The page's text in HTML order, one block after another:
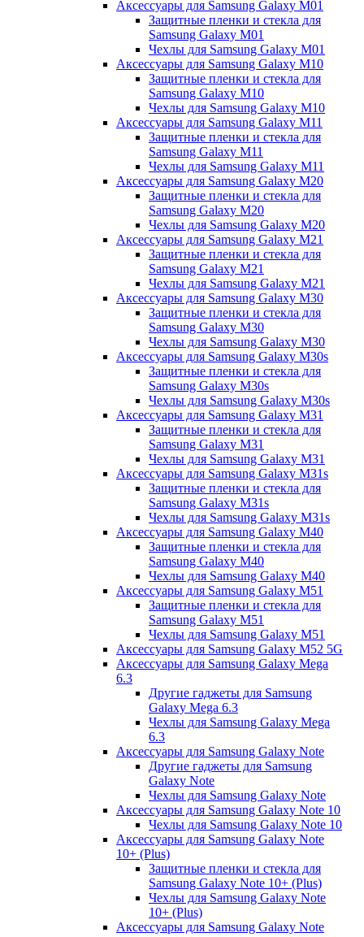
Аксессуары для Samsung Galaxy M01
Защитные пленки и стекла для
Samsung Galaxy M01
Чехлы для Samsung Galaxy M01
Аксессуары для Samsung Galaxy M10
Защитные пленки и стекла для
Samsung Galaxy M10
Чехлы для Samsung Galaxy M10
Аксессуары для Samsung Galaxy M11
Защитные пленки и стекла для
Samsung Galaxy M11
Чехлы для Samsung Galaxy M11
Аксессуары для Samsung Galaxy M20
Защитные пленки и стекла для
Samsung Galaxy M20
Чехлы для Samsung Galaxy M20
Аксессуары для Samsung Galaxy M21
Защитные пленки и стекла для
Samsung Galaxy M21
Чехлы для Samsung Galaxy M21
Аксессуары для Samsung Galaxy M30
Защитные пленки и стекла для
Samsung Galaxy M30
Чехлы для Samsung Galaxy M30
Аксессуары для Samsung Galaxy M30s
Защитные пленки и стекла для
Samsung Galaxy M30s
Чехлы для Samsung Galaxy M30s
Аксессуары для Samsung Galaxy M31
Защитные пленки и стекла для
Samsung Galaxy M31
Чехлы для Samsung Galaxy M31
Аксессуары для Samsung Galaxy M31s
Защитные пленки и стекла для
Samsung Galaxy M31s
Чехлы для Samsung Galaxy M31s
Аксессуары для Samsung Galaxy M40
Защитные пленки и стекла для
Samsung Galaxy M40
Чехлы для Samsung Galaxy M40
Аксессуары для Samsung Galaxy M51
Защитные пленки и стекла для
Samsung Galaxy M51
Чехлы для Samsung Galaxy M51
Аксессуары для Samsung Galaxy M52 5G
Аксессуары для Samsung Galaxy Mega
6.3
Другие гаджеты для Samsung
Galaxy Mega 6.3
Чехлы для Samsung Galaxy Mega
6.3
Аксессуары для Samsung Galaxy Note
Другие гаджеты для Samsung
Galaxy Note
Чехлы для Samsung Galaxy Note
Аксессуары для Samsung Galaxy Note 10
Чехлы для Samsung Galaxy Note 10
Аксессуары для Samsung Galaxy Note
10+ (Plus)
Защитные пленки и стекла для
Samsung Galaxy Note 10+ (Plus)
Чехлы для Samsung Galaxy Note
10+ (Plus)
Аксессуары для Samsung Galaxy Note